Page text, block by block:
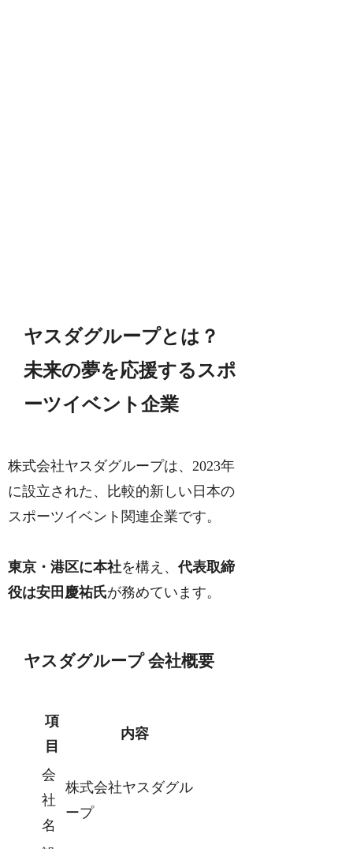
ヤスダグループとは？
未来の夢を応援するスポ
ーツイベント企業
株式会社ヤスダグループは、2023年
に設立された、比較的新しい日本の
スポーツイベント関連企業です。
東京・港区に本社を構え、代表取締
役は安田慶祐氏が務めています。
ヤスダグループ 会社概要
項
目
内容
会
社
名
株式会社ヤスダグル
ープ